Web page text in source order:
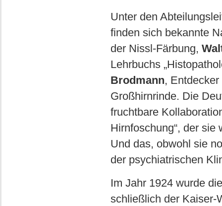
Unter den
finden sich bekannte
der Nissl-Färbung,
Lehrbuchs
Brodmann,
Großhirnrinde. Die
fruchtbare
Hirnfoschung“, der
Und das, obwohl sie
der psychiatrischen
Im Jahr 1924 wurde
schließlich der Kaiser-